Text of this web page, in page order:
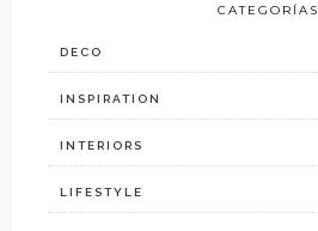
CATEGORÍAS
DECO
INSPIRATION
INTERIORS
LIFESTYLE